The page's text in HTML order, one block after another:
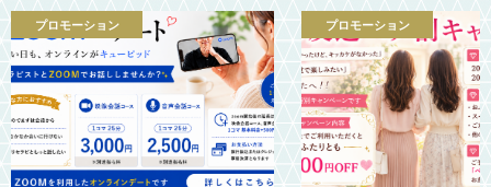
プロモーション プロモーション